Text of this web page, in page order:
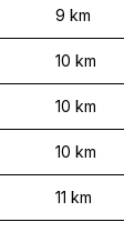
9 km
10 km
10 km
10 km
11 km